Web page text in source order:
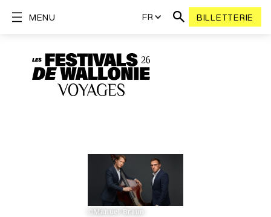
FR BILLETTERIE
MENU
©Manuel Braun